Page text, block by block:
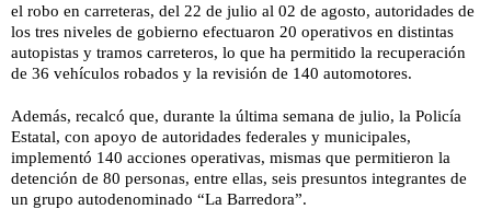
el robo en carreteras, del 22 de julio al 02 de agosto, autoridades de
los tres niveles de gobierno efectuaron 20 operativos en distintas
autopistas y tramos carreteros, lo que ha permitido la recuperación
de 36 vehículos robados y la revisión de 140 automotores.
Además, recalcó que, durante la última semana de julio, la Policía
Estatal, con apoyo de autoridades federales y municipales,
implementó 140 acciones operativas, mismas que permitieron la
detención de 80 personas, entre ellas, seis presuntos integrantes de
un grupo autodenominado “La Barredora”.